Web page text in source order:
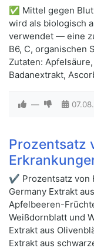
✅ Mittel gegen
wird als biologisch
verwendet — eine
B6, C, organischen
Zutaten:
Badanextrakt,
—
Prozentsatz
✔ Prozentsatz von
Germany Extrakt
Apfelbeeren-
Weißdornblatt und
Extrakt aus
Extrakt aus